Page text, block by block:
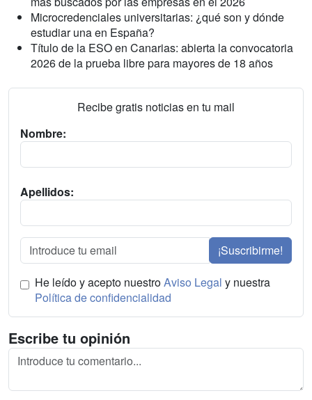
Microcredenciales universitarias: ¿qué son y dónde
estudiar una en España?
Título de la ESO en Canarias: abierta la convocatoria
2026 de la prueba libre para mayores de 18 años
Recibe gratis noticias en tu mail
Nombre:
Apellidos:
¡Suscribirme!
He leído y acepto nuestroAviso Legal y nuestra
Política de confidencialidad
Escribe tu opinión